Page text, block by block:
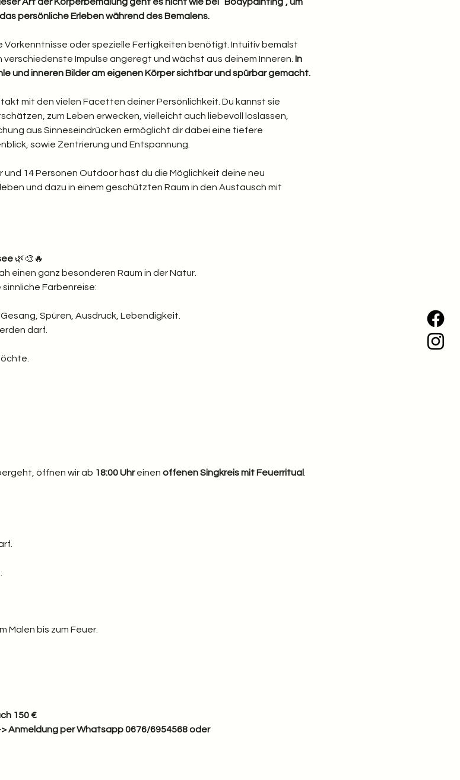
persönliche Erleben während des Bemalens.
Vorkenntnisse oder spezielle Fertigkeiten benötigt. Intuitiv bemalst
Impulse angeregt und wächst aus deinem Inneren. In
und inneren Bilder am eigenen Körper sichtbar und spürbar gemacht.
mit den vielen Facetten deiner Persönlichkeit. Du kannst sie
zum Leben erwecken, vielleicht auch liebevoll loslassen,
aus Sinneseindrücken ermöglicht dir dabei eine tiefere
sowie Zentrierung und Entspannung.
und 14 Personen Outdoor hast du die Möglichkeit deine neu
und dazu in einem geschützten Raum in den Austausch mit
🌿🎨🔥
einen ganz besonderen Raum in der Natur.
Farbenreise:
Spüren, Ausdruck, Lebendigkeit.
darf.
öffnen wir ab 18:00 Uhr einen offenen Singkreis mit Feuerritual
Malen bis zum Feuer.
150 €
Anmeldung per Whatsapp 0676/6954568 oder